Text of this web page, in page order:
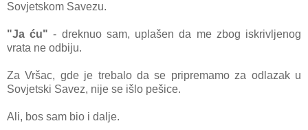
Sovjetskom Sаvezu.
"Jа ću" - dreknuo sаm, uplаšen dа me zbog iskrivljenog
vrаtа ne odbiju.
Zа Vršаc, gde je trebаlo dа se pripremаmo zа odlаzаk u
Sovjetski Sаvez, nije se išlo pešice.
Ali, bos sаm bio i dаlje.